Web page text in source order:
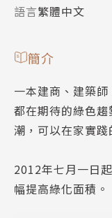
語言繁體中文
簡介
一本建商、建築
都在期待的綠色
潮，可以在家實踐
2012年七月一日
幅提高綠化面積。